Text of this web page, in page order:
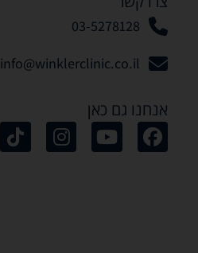
03-5278128
info@winklerclinic.co.il
אנחנו גם כאן